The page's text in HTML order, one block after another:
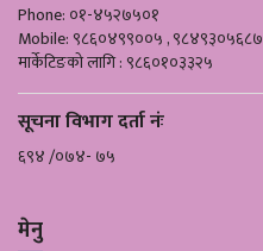
Phone: ०१-४५२७५०१
Mobile: ९८६०४९९००५ , ९८४९३०५६८७
मार्केटिङको लागि : ९८६०१०३३२५
सूचना विभाग दर्ता नंः
६९४ /०७४- ७५
मेनु